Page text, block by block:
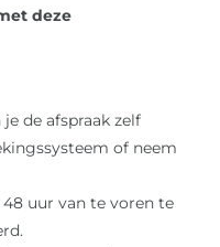
deze
de afspraak zelf
of neem
uur van te voren te